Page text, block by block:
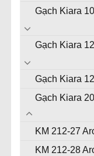
Gạch Kiara
Gạch Kiara
Gạch Kiara
Gạch Kiara
KM 212-27
KM 212-28